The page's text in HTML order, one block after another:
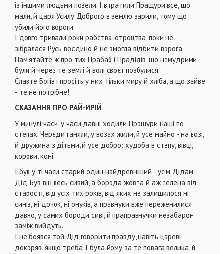
із іншими людьми повели. І втратили Пращури все, що
мали, й царя Усилу Доброго в землю зарили, тому що
убили його вороги.
І довго тривали роки рабства-отроцтва, поки не
зібралася Русь воєдино й не змогла відбити ворога.
Пам'ятайте ж про тих Прабаб і Прадідів, що немудрими
були й через те землі й волі своєї позбулися.
Славте Богів і просіть у них тільки миру й хліба, а що зайве
- те не потрібне!
СКАЗАННЯ ПРО РАЙ-ИРІЙ
У минулі часи, у часи давні ходили Пращури наші по
степах. Череди ганяли, у возах жили, й усе майно - на возі,
й дружина з дітьми, й усе добро: худоба в степу, вівці,
корови, коні.
І був у ті часи старий один найдревніший - усім Дідам
Дід. Був він весь сивий, а борода жовта й аж зелена від
старості, від усіх тих років, від яких не залишилося ні
синів, ні дочок, ні онуків, а правнуки вже переженилися
давно, у самих бороди сиві, й праправнучки незабаром
заміж вийдуть.
І не боявся той Дід говорити правду, навіть цареві
докоряв, якщо треба. І була йому за те повага велика, й